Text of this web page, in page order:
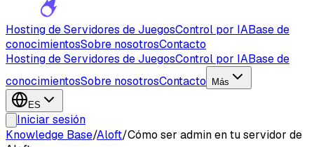
Hosting de Servidores de JuegosControl por IABase de
conocimientosSobre nosotrosContacto
Hosting de Servidores de JuegosControl por IABase de
conocimientosSobre nosotrosContacto Más
ES
Iniciar sesión
Knowledge Base/Aloft/Cómo ser admin en tu servidor de